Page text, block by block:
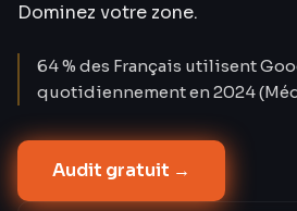
Dominez votre zone.
64 % des Français utilisent
quotidiennement en 2024
premières fiches du pack Maps.
près de moi » ont progressé de
(Google Trends 2023). Pourtant,
Audit gratuit →